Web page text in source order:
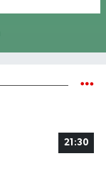
21:30